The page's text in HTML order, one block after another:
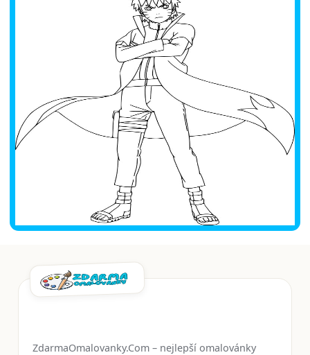
ZdarmaOmalovanky.Com – nejlepší omalovánky